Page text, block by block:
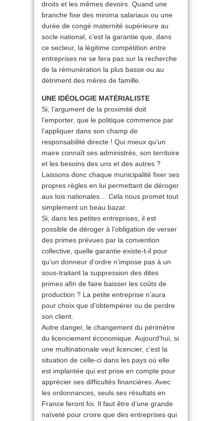
droits et les mêmes devoirs. Quand une
branche fixe des minima salariaux ou une
durée de congé maternité supérieure au
socle national, c’est la garantie que, dans
ce secteur, la légitime compétition entre
entreprises ne se fera pas sur la recherche
de la rémunération la plus basse ou au
détriment des mères de famille.
UNE IDÉOLOGIE MATÉRIALISTE
Si, l’argument de la proximité doit
l’emporter, que le politique commence par
l’appliquer dans son champ de
responsabilité directe ! Qui mieux qu’un
maire connaît ses administrés, son territoire
et les besoins des uns et des autres ?
Laissons donc chaque municipalité fixer ses
propres règles en lui permettant de déroger
aux lois nationales… Cela nous promet tout
simplement un beau bazar.
Si, dans les petites entreprises, il est
possible de déroger à l’obligation de verser
des primes prévues par la convention
collective, quelle garantie existe-t-il pour
qu’un donneur d’ordre n’impose pas à un
sous-traitant la suppression des dites
primes afin de faire baisser les coûts de
production ? La petite entreprise n’aura
pour choix que d’obtempérer ou de perdre
son client.
Autre danger, le changement du périmètre
du licenciement économique. Aujourd’hui, si
une multinationale veut licencier, c’est la
situation de celle-ci dans les pays où elle
est implantée qui est prise en compte pour
apprécier ses difficultés financières. Avec
les ordonnances, seuls ses résultats en
France feront foi. Il faut être d’une grande
naïveté pour croire que des entreprises qui